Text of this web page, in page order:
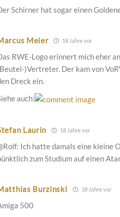
Schirner hat sogar einen
Meier 18 Jahre vor
RWE-Logo erinnert mich eher
)Vertreter. Der kam von
Dreck ein.
auch:
Laurin 18 Jahre vor
Ich hatte damals eine kleine
zum Studium auf einen
Burzinski 18 Jahre vor
500